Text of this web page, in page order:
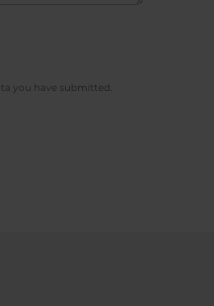
you have submitted.